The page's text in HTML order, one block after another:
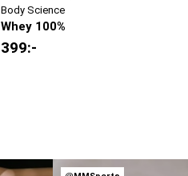
Body Science
Whey 100%
399:-